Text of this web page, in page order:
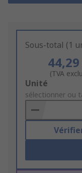
Sous-total (1
44,29
(TVA
Add
to
Basket
Unité
sélectionner ou